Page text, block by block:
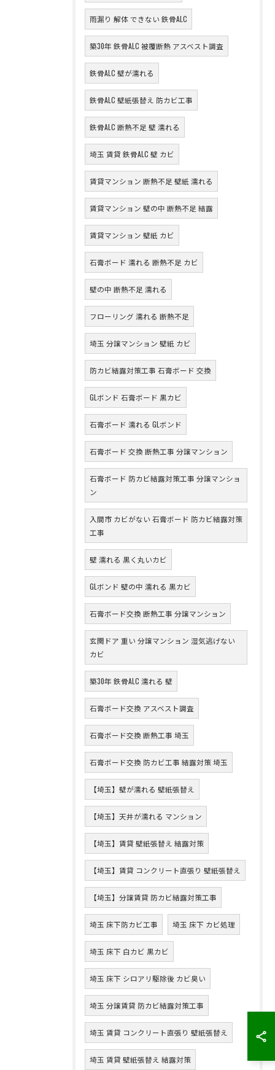
雨漏り 解体 できない 鉄骨ALC
築30年 鉄骨ALC 被覆断熱 アスベスト調査
鉄骨ALC 壁が濡れる
鉄骨ALC 壁紙張替え 防カビ工事
鉄骨ALC 断熱不足 壁 濡れる
埼玉 賃貸 鉄骨ALC 壁 カビ
賃貸マンション 断熱不足 壁紙 濡れる
賃貸マンション 壁の中 断熱不足 結露
賃貸マンション 壁紙 カビ
石膏ボード 濡れる 断熱不足 カビ
壁の中 断熱不足 濡れる
フローリング 濡れる 断熱不足
埼玉 分譲マンション 壁紙 カビ
防カビ結露対策工事 石膏ボード 交換
GLボンド 石膏ボード 黒カビ
石膏ボード 濡れる GLボンド
石膏ボード 交換 断熱工事 分譲マンション
石膏ボード 防カビ結露対策工事 分譲マンショ
ン
入間市 カビがない 石膏ボード 防カビ結露対策
工事
壁 濡れる 黒く丸いカビ
GLボンド 壁の中 濡れる 黒カビ
石膏ボード交換 断熱工事 分譲マンション
玄関ドア 重い 分譲マンション 湿気逃げない
カビ
築30年 鉄骨ALC 濡れる 壁
石膏ボード交換 アスベスト調査
石膏ボード交換 断熱工事 埼玉
石膏ボード交換 防カビ工事 結露対策 埼玉
【埼玉】壁が濡れる 壁紙張替え
【埼玉】天井が濡れる マンション
【埼玉】賃貸 壁紙張替え 結露対策
【埼玉】賃貸 コンクリート直張り 壁紙張替え
【埼玉】分譲賃貸 防カビ結露対策工事
埼玉 床下防カビ工事 埼玉 床下 カビ処理
埼玉 床下 白カビ 黒カビ
埼玉 床下 シロアリ駆除後 カビ臭い
埼玉 分譲賃貸 防カビ結露対策工事
埼玉 賃貸 コンクリート直張り 壁紙張替え
埼玉 賃貸 壁紙張替え 結露対策